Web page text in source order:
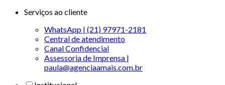
Serviços ao cliente
WhatsApp | (21) 97971-2181
Central de atendimento
Canal Confidencial
Assessoria de Imprensa |
paula@agenciaamais.com.br